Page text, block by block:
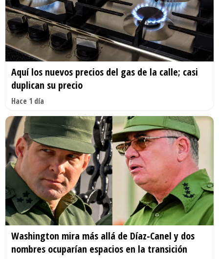
Aquí los nuevos precios del gas de la calle; casi
duplican su precio
Hace 1 día
Washington mira más allá de Díaz-Canel y dos
nombres ocuparían espacios en la transición